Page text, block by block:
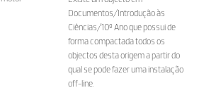
Documentos/Introdução às
Ciências/10º Ano que possui de
forma compactada todos os
objectos desta origem a partir do
qual se pode fazer uma instalação
off-line.